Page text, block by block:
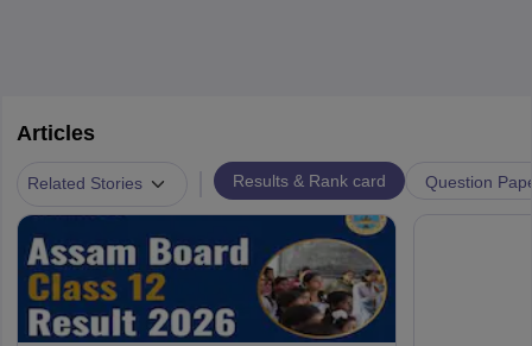
Articles
Related Stories Results & Rank card Question